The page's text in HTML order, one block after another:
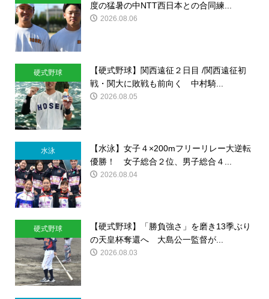
度の猛暑の中NTT西日本との合同練...
2026.08.06
硬式野球
【硬式野球】関西遠征２日目 /関西遠征初
戦・関大に敗戦も前向く 中村騎...
2026.08.05
水泳
【水泳】女子４×200mフリーリレー大逆転
優勝！ 女子総合２位、男子総合４...
2026.08.04
硬式野球
【硬式野球】「勝負強さ」を磨き13季ぶり
の天皇杯奪還へ 大島公一監督が...
2026.08.03